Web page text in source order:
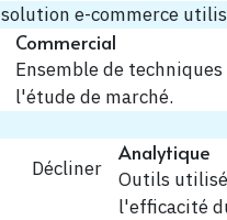
e-commerce
Commercial
Ensemble de
l'étude de marché.
Décliner
Analytique
Outils
l'efficacité